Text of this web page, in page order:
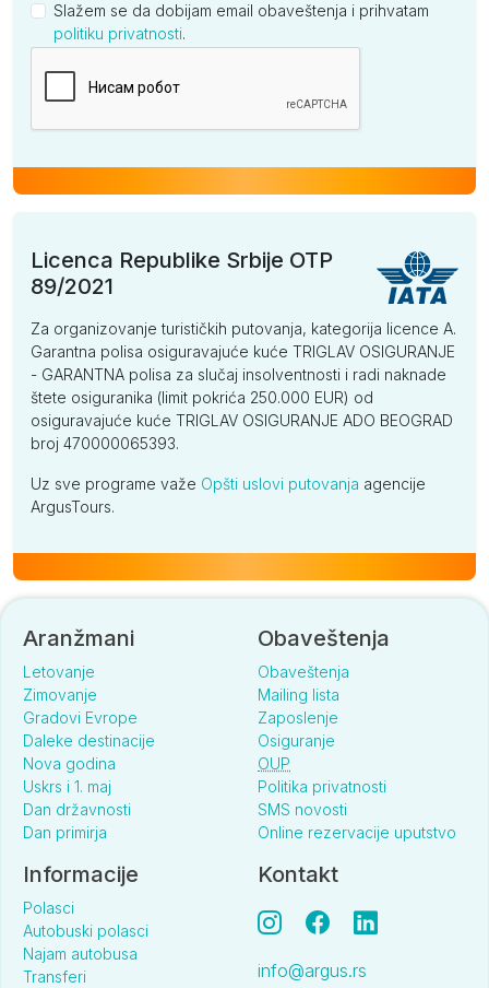
Slažem se da dobijam email obaveštenja i prihvatam
politiku privatnosti.
Licenca Republike Srbije OTP
89/2021
Za organizovanje turističkih putovanja, kategorija licence A.
Garantna polisa osiguravajuće kuće TRIGLAV OSIGURANJE
- GARANTNA polisa za slučaj insolventnosti i radi naknade
štete osiguranika (limit pokrića 250.000 EUR) od
osiguravajuće kuće TRIGLAV OSIGURANJE ADO BEOGRAD
broj 470000065393.
Uz sve programe važe Opšti uslovi putovanja agencije
ArgusTours.
Aranžmani
Letovanje
Zimovanje
Gradovi Evrope
Daleke destinacije
Nova godina
Uskrs i 1. maj
Dan državnosti
Dan primirja
Obaveštenja
Obaveštenja
Mailing lista
Zaposlenje
Osiguranje
OUP
Politika privatnosti
SMS novosti
Online rezervacije uputstvo
Informacije
Polasci
Autobuski polasci
Najam autobusa
Transferi
Kontakt
info@argus.rs